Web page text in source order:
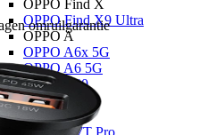
OPPO Find X
OPPO Find X9 Ultra
OPPO A
OPPO A6x 5G
OPPO A6 5G
OPPO A40
Xiaomi 17
Xiaomi 17T Pro
omruilgarantie